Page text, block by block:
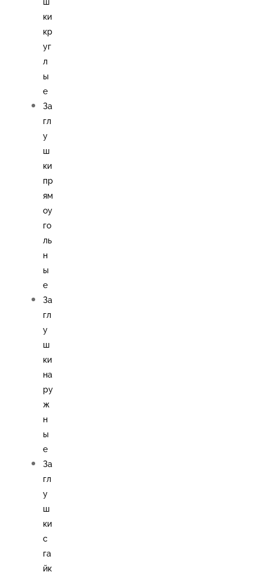
ш
ки
кр
уг
л
ы
е
За
гл
у
ш
ки
пр
ям
оу
го
ль
н
ы
е
За
гл
у
ш
ки
на
ру
ж
н
ы
е
За
гл
у
ш
ки
с
га
йк